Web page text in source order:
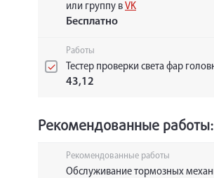
или группу вVK
Бесплатно
Работы
Тестер проверки света фар
43,12
Рекомендованные работы:
Рекомендованные работы
Обслуживание тормозных